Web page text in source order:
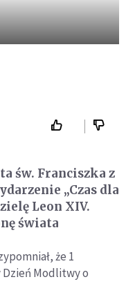
św. Franciszka z
„Czas dla
Leon XIV.
świata
że 1
Modlitwy o